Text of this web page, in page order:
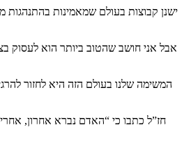
ישנן קבוצות בעולם שמאמינות בהתנהגות
אבל אני חושב שהטוב ביותר הוא לעסוק
המשימה שלנו בעולם הזה היא לחזור
חז”ל כתבו כי “האדם נברא אחרון,